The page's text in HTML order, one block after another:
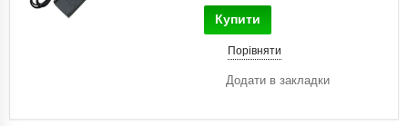
Купити
Порівняти
Додати в закладки